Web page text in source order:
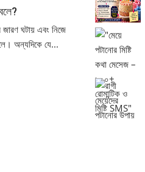
ঘটায় এবং নিজে
অন্যদিকে যে...